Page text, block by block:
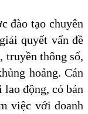
đào tạo chuyên
quyết vấn đề
truyền thông số,
hoảng. Cán
động, có bản
việc với doanh